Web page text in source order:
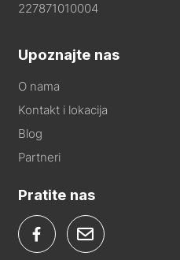
227871010004
Upoznajte nas
O nama
Kontakt i lokacija
Blog
Partneri
Pratite nas